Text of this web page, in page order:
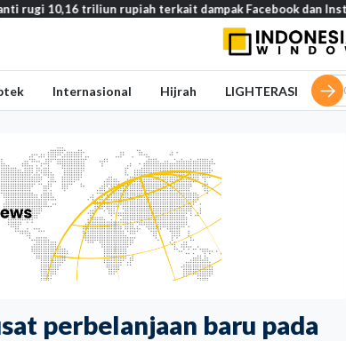
perbelanjaan baru pada
terkait dampak Facebook dan Instagram pada remaja
Internasional Hijrah LIGHTERASI